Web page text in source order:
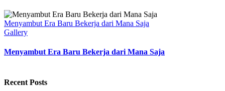
Menyambut Era Baru Bekerja dari Mana Saja
Gallery
Menyambut Era Baru Bekerja dari Mana Saja
Recent Posts